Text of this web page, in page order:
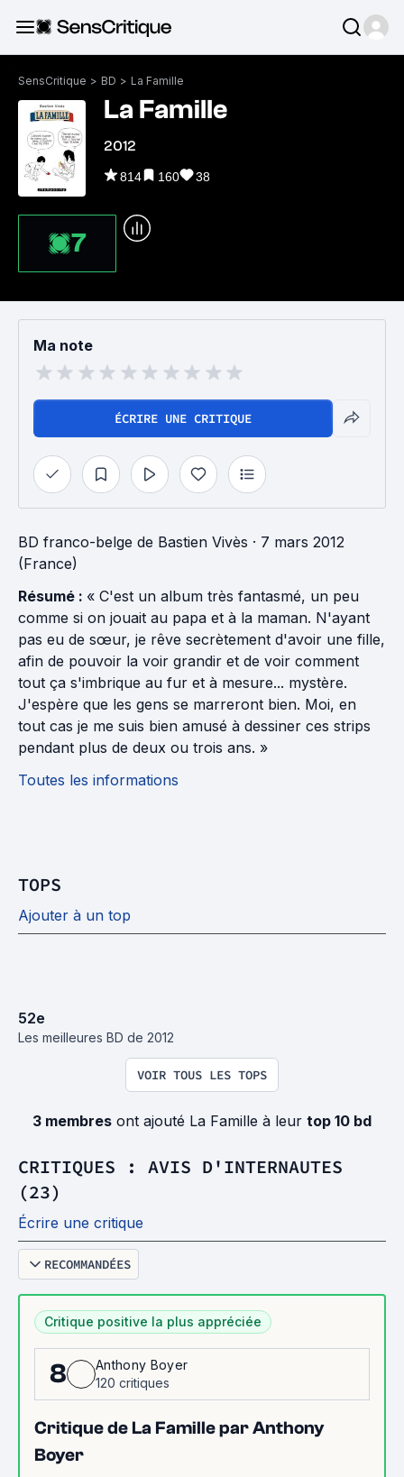
SensCritique > BD > La Famille
La Famille
2012
814 160 38
7
Ma note
ÉCRIRE UNE CRITIQUE
BD franco-belge de Bastien Vivès · 7 mars 2012
(France)
Résumé : « C'est un album très fantasmé, un peu
comme si on jouait au papa et à la maman. N'ayant
pas eu de sœur, je rêve secrètement d'avoir une fille,
afin de pouvoir la voir grandir et de voir comment
tout ça s'imbrique au fur et à mesure... mystère.
J'espère que les gens se marreront bien. Moi, en
tout cas je me suis bien amusé à dessiner ces strips
pendant plus de deux ou trois ans. »
Toutes les informations
TOPS
Ajouter à un top
52e
Les meilleures BD de 2012
VOIR TOUS LES TOPS
3 membres ont ajouté La Famille à leur top 10 bd
CRITIQUES : AVIS D'INTERNAUTES
(23)
Écrire une critique
RECOMMANDÉES
Critique positive la plus appréciée
8
Anthony Boyer
120 critiques
Critique de La Famille par Anthony
Boyer